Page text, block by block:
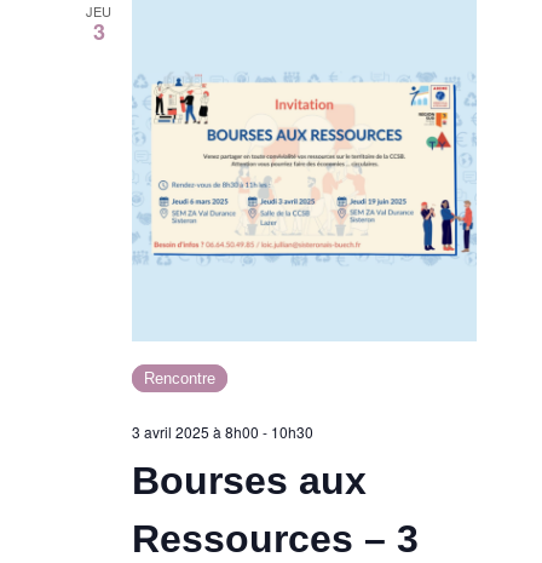
JEU
3
Bourses aux
Ressources – 3
3 avril 2025 à 8h00 - 10h30
Rencontre